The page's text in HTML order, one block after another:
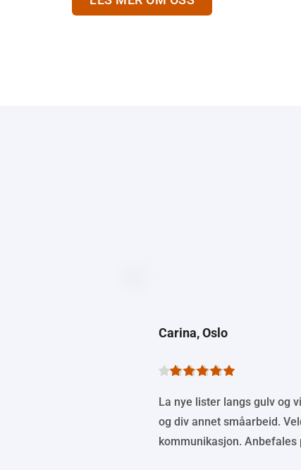
Carina, Oslo
La nye lister langs gulv og
og div annet småarbeid.
kommunikasjon. Anbefales